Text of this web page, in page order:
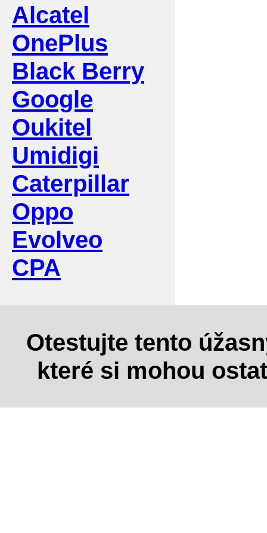
Alcatel
OnePlus
Black Berry
Google
Oukitel
Umidigi
Caterpillar
Oppo
Evolveo
CPA
Otestujte tento
které si mohou